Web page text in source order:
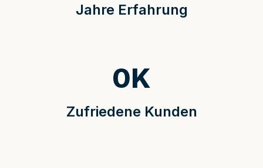
Jahre Erfahrung
Zufriedene Kunden
0K